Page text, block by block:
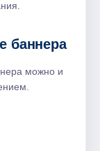
баннера
можно и